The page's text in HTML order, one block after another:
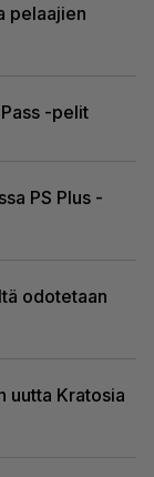
pelaajien
-pelit
PS Plus -
odotetaan
uutta Kratosia